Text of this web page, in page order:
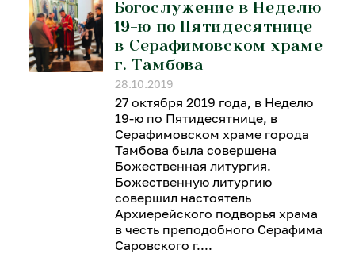
Богослужение в Неделю
19-ю по Пятидесятнице
в Серафимовском храме
г. Тамбова
28.10.2019
27 октября 2019 года, в Неделю
19-ю по Пятидесятнице, в
Серафимовском храме города
Тамбова была совершена
Божественная литургия.
Божественную литургию
совершил настоятель
Архиерейского подворья храма
в честь преподобного Серафима
Саровского г.